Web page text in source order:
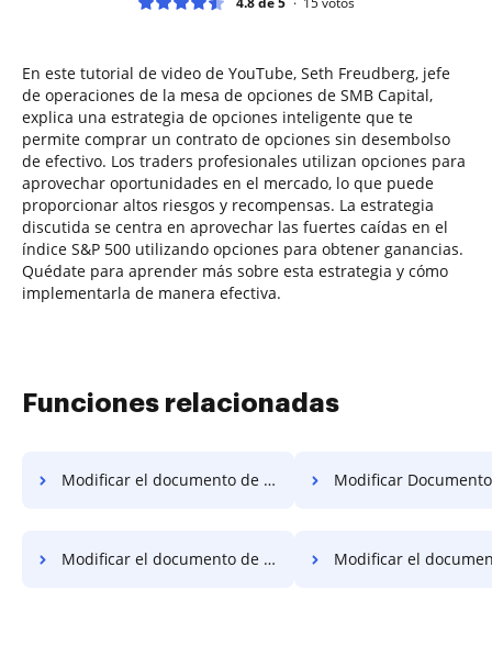
En este tutorial de video de YouTube, Seth Freudberg, jefe
de operaciones de la mesa de opciones de SMB Capital,
explica una estrategia de opciones inteligente que te
permite comprar un contrato de opciones sin desembolso
de efectivo. Los traders profesionales utilizan opciones para
aprovechar oportunidades en el mercado, lo que puede
proporcionar altos riesgos y recompensas. La estrategia
discutida se centra en aprovechar las fuertes caídas en el
índice S&P 500 utilizando opciones para obtener ganancias.
Quédate para aprender más sobre esta estrategia y cómo
implementarla de manera efectiva.
Funciones relacionadas
Modificar el documento de firma digital en Xiaomi Modificar Documento de Firma
Modificar el documento de firma digital en Lenovo Modificar el documento de firma